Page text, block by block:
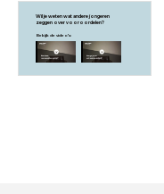
Wil je weten wat andere jongeren
zeggen over vooroordelen?
Bekijk de video's: